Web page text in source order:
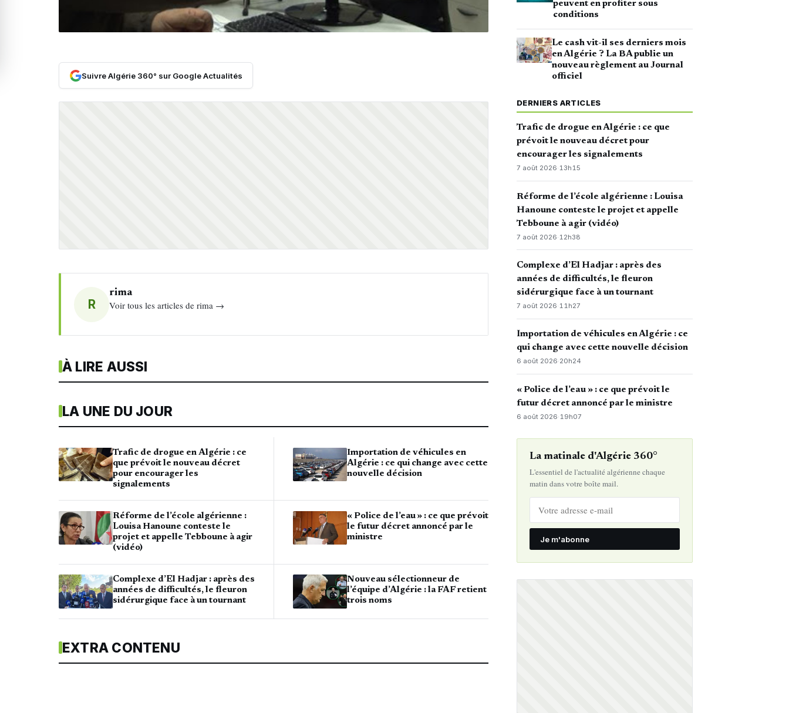
Suivre Algérie 360° sur Google Actualités
R
rima
Voir tous les articles de rima →
À LIRE AUSSI
LA UNE DU JOUR
Trafic de drogue en Algérie : ce
que prévoit le nouveau décret
pour encourager les
signalements
Réforme de l’école algérienne :
Louisa Hanoune conteste le
projet et appelle Tebboune à agir
(vidéo)
Complexe d’El Hadjar : après des
années de difficultés, le fleuron
sidérurgique face à un tournant
Importation de véhicules en
Algérie : ce qui change avec cette
nouvelle décision
« Police de l’eau » : ce que prévoit
le futur décret annoncé par le
ministre
Nouveau sélectionneur de
l’équipe d’Algérie : la FAF retient
trois noms
EXTRA CONTENU
peuvent en profiter sous
conditions
Le cash vit-il ses derniers mois
en Algérie ? La BA publie un
nouveau règlement au Journal
officiel
DERNIERS ARTICLES
Trafic de drogue en Algérie : ce que
prévoit le nouveau décret pour
encourager les signalements
7 août 2026·13h15
Réforme de l’école algérienne : Louisa
Hanoune conteste le projet et appelle
Tebboune à agir (vidéo)
7 août 2026· 12h38
Complexe d’El Hadjar : après des
années de difficultés, le fleuron
sidérurgique face à un tournant
7 août 2026·11h27
Importation de véhicules en Algérie : ce
qui change avec cette nouvelle décision
6 août 2026·20h24
« Police de l’eau » : ce que prévoit le
futur décret annoncé par le ministre
6 août 2026· 19h07
La matinale d'Algérie 360°
L'essentiel de l'actualité algérienne chaque
matin dans votre boîte mail.
Je m'abonne